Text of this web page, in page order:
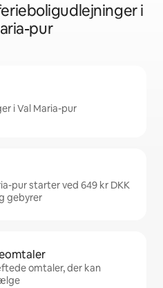
i
pur
i Val Maria-pur
pur starter ved 649 kr DKK
gebyrer
omtaler, der kan